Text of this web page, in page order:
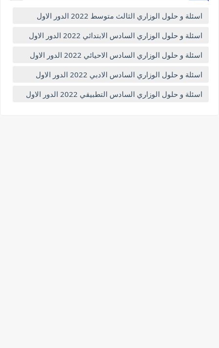
اسئلة و حلول الوزاري الثالث متوسط 2022 الدور الاول
اسئلة و حلول الوزاري السادس الابتدائي 2022 الدور الاول
اسئلة و حلول الوزاري السادس الاحيائي 2022 الدور الاول
اسئلة و حلول الوزاري السادس الادبي 2022 الدور الاول
اسئلة و حلول الوزاري السادس التطبيقي 2022 الدور الاول